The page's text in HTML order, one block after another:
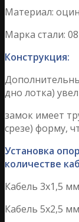
Материал:
Марка стали:
Конструкция:
дно лотка)
замок имеет
срезе) форму,
Установка
количестве
Кабель 3х1,5
Кабель 5х2,5